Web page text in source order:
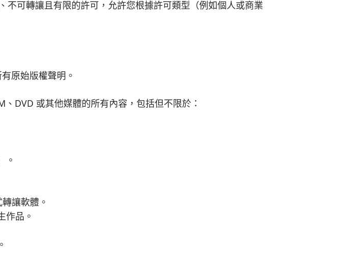
可轉讓且有限的許可，允許您根據許可類型（例如個人或商業
原始版權聲明。
、DVD 或其他媒體的所有內容，包括但不限於：
。
讓軟體。
作品。